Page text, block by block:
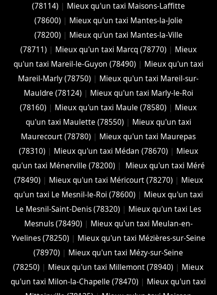
(78114) | Mieux qu'un taxi Maisons-Laffitte
(78600) | Mieux qu'un taxi Mantes-la-Jolie
(78200) | Mieux qu'un taxi Mantes-la-Ville
(78711) | Mieux qu'un taxi Marcq (78770) | Mieux
qu'un taxi Mareil-le-Guyon (78490) | Mieux qu'un taxi
Mareil-Marly (78750) | Mieux qu'un taxi Mareil-sur-
Mauldre (78124) | Mieux qu'un taxi Marly-le-Roi
(78160) | Mieux qu'un taxi Maule (78580) | Mieux
qu'un taxi Maulette (78550) | Mieux qu'un taxi
Maurecourt (78780) | Mieux qu'un taxi Maurepas
(78310) | Mieux qu'un taxi Médan (78670) | Mieux
qu'un taxi Ménerville (78200) |
Mieux qu'un taxi Méré
(78490) | Mieux qu'un taxi Méricourt (78270) | Mieux
qu'un taxi Le Mesnil-le-Roi (78600) | Mieux qu'un taxi
Le Mesnil-Saint-Denis (78320) | Mieux qu'un taxi Les
Mesnuls (78490) | Mieux qu'un taxi Meulan-en-
Yvelines (78250) | Mieux qu'un taxi Mézières-sur-Seine
(78970) | Mieux qu'un taxi Mézy-sur-Seine
(78250) | Mieux qu'un taxi Millemont (78940) | Mieux
qu'un taxi Milon-la-Chapelle (78470) | Mieux qu'un taxi